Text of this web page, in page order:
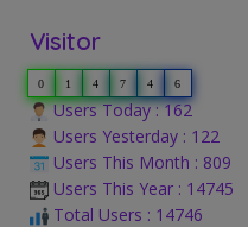
Visitor
0 1 4 7 4 6
Users Today : 162
Users Yesterday : 122
Users This Month : 809
Users This Year : 14745
Total Users : 14746